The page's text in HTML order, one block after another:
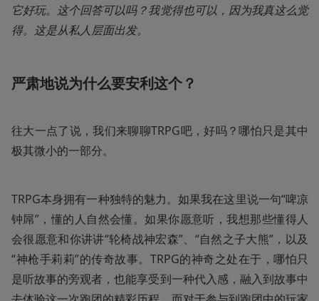
它好玩。这个回答可以吗？我觉得也可以，因为我真这么觉
得。这是从私人层面出发。
严肃地说为什么要安利这个？
往大一点了说，我们来聊聊TRPG吧，好吗？哪怕只是其中
极其微小的一部分。
TRPG本身拥有一种独特的魅力。如果我在这里说一句“啤凉
钟屌”，懂的人自然会懂。如果你愿意听，我想那些懂得人
会很愿意和你讲讲“轮椅战神宏森”、“自然之子大熊”，以及
“神枪手莉莉”的传奇故事。TRPG的神奇之处在于，哪怕只
是听故事的旁观者，也能享受到一种代入感，融入到故事中